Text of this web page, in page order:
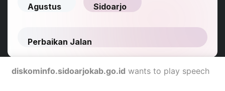
diskominfo.sidoarjokab.go.id wants to play speech